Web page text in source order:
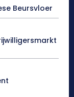
Beursvloer